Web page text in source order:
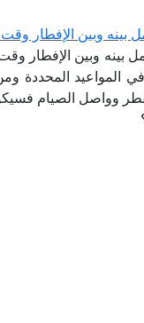
بينه وبين الإفطار
بينه وبين
المواعيد المحددة
وواصل الصيام